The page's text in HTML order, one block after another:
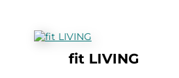
fit LIVING